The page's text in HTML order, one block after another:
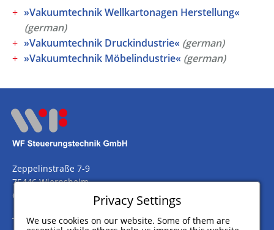
»Vakuumtechnik Wellkartonagen Herstellung«
(german)
»Vakuumtechnik Druckindustrie« (german)
»Vakuumtechnik Möbelindustrie« (german)
Zeppelinstraße 7-9
75446 Wiernsheim
Germany
Telefon
+49 (0) 7044 911 100
Privacy Settings
We use cookies on our website. Some of them are